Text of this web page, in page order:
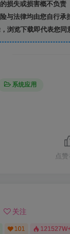
损失或损害概不负责
与法律均由您自行承
浏览下载即代表您同
系统应用
点赞
关注
101